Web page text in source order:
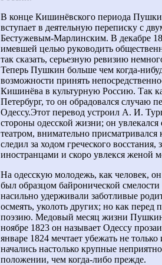
В конце Кишинёвского периода
вступает в деятельную переписку с
Бестужевым-Марлинским. В декабре
имевшей целью руководить
так сказать, серьезную ревизию
Теперь Пушкин больше чем когда-
возможности принять
Кишинёва в культурную Россию. Так
Петербург, то он обрадовался случаю
Одессу.Этот перевод устроил А. И.
стороны одесской жизни; он
театром, внимательно
следил за ходом греческого
иностранцами и скоро увлекся женой
На одесскую молодежь, как человек,
был образцом байронической
насильно удерживали заботливые
осмеять, уколоть других; но как
поэзию. Медовый месяц жизни
ноябре 1823 он называет Одессу
январе 1824 мечтает убежать не
начались настолько крупные
положении, чем когда-либо прежде.